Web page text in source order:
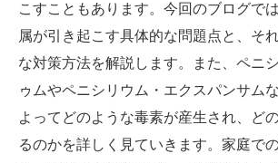
こすこともあります。今回のブログで
属が引き起こす具体的な問題点と、そ
な対策方法を解説します。また、ペニ
ゥムやペニシリウム・エクスパンサム
よってどのような毒素が産生され、ど
るのかを詳しく見ていきます。家庭で